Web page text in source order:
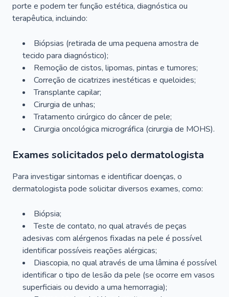
porte e podem ter função estética, diagnóstica ou
terapêutica, incluindo:
Biópsias (retirada de uma pequena amostra de
tecido para diagnóstico);
Remoção de cistos, lipomas, pintas e tumores;
Correção de cicatrizes inestéticas e queloides;
Transplante capilar;
Cirurgia de unhas;
Tratamento cirúrgico do câncer de pele;
Cirurgia oncológica micrográfica (cirurgia de MOHS).
Exames solicitados pelo dermatologista
Para investigar sintomas e identificar doenças, o
dermatologista pode solicitar diversos exames, como:
Biópsia;
Teste de contato, no qual através de peças
adesivas com alérgenos fixadas na pele é possível
identificar possíveis reações alérgicas;
Diascopia, no qual através de uma lâmina é possível
identificar o tipo de lesão da pele (se ocorre em vasos
superficiais ou devido a uma hemorragia);